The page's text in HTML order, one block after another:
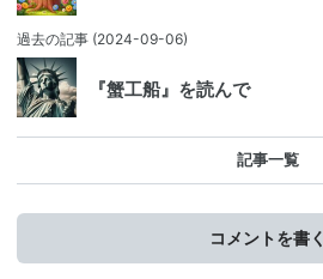
過去の記事 (2024-09-06)
『蟹工船』を読んで
記事一覧
コメントを書く